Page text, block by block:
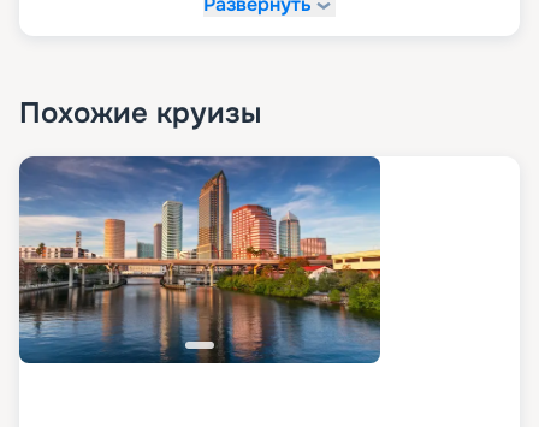
Похожие круизы